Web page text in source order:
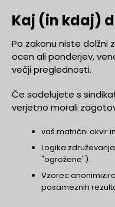
Kaj (in kdaj)
Po zakonu niste dolžni
ocen ali ponderjev,
večji preglednosti.
Če sodelujete s
verjetno morali
vaš matrični okvir
Logika
"ogrožene").
Vzorec
posameznih